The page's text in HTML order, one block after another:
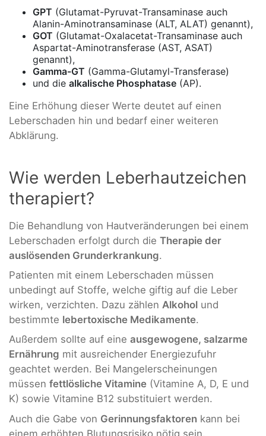
GPT (Glutamat-Pyruvat-Transaminase auch
Alanin-Aminotransaminase (ALT, ALAT) genannt),
GOT (Glutamat-Oxalacetat-Transaminase auch
Aspartat-Aminotransferase (AST, ASAT)
genannt),
Gamma-GT (Gamma-Glutamyl-Transferase)
und die alkalische Phosphatase (AP).
Eine Erhöhung dieser Werte deutet auf einen
Leberschaden hin und bedarf einer weiteren
Abklärung.
Wie werden Leberhautzeichen
therapiert?
Die Behandlung von Hautveränderungen bei einem
Leberschaden erfolgt durch die Therapie der
auslösenden Grunderkrankung.
Patienten mit einem Leberschaden müssen
unbedingt auf Stoffe, welche giftig auf die Leber
wirken, verzichten. Dazu zählen Alkohol und
bestimmte lebertoxische Medikamente.
Außerdem sollte auf eine ausgewogene, salzarme
Ernährung mit ausreichender Energiezufuhr
geachtet werden. Bei Mangelerscheinungen
müssen fettlösliche Vitamine (Vitamine A, D, E und
K) sowie Vitamine B12 substituiert werden.
Auch die Gabe von Gerinnungsfaktoren kann bei
einem erhöhten Blutungsrisiko nötig sein.